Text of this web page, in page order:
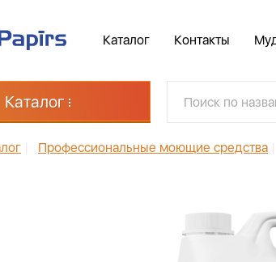
Каталог Контакты
Каталог
Профессиональные моющие средства